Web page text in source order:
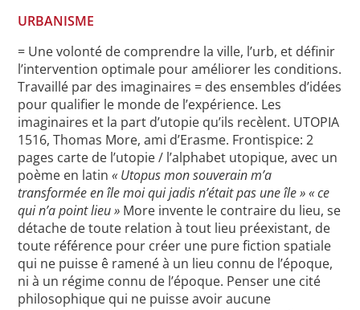
URBANISME
= Une volonté de comprendre la ville, l’urb, et définir
l’intervention optimale pour améliorer les conditions.
Travaillé par des imaginaires = des ensembles d’idées
pour qualifier le monde de l’expérience. Les
imaginaires et la part d’utopie qu’ils recèlent. UTOPIA
1516, Thomas More, ami d’Erasme. Frontispice: 2
pages carte de l’utopie / l’alphabet utopique, avec un
poème en latin« Utopus mon souverain m’a
transformée en île moi qui jadis n’était pas une île » « ce
qui n’a point lieu » More invente le contraire du lieu, se
détache de toute relation à tout lieu préexistant, de
toute référence pour créer une pure fiction spatiale
qui ne puisse ê ramené à un lieu connu de l’époque,
ni à un régime connu de l’époque. Penser une cité
philosophique qui ne puisse avoir aucune